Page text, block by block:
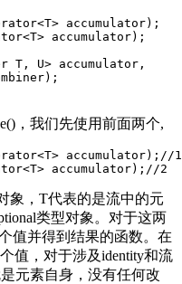
<T> accumulator);
<T> accumulator);
T , U> accumulator ,
);
，我们先使用前面两个,
accumulator);//1
象，T代表的是流中的元
类型对象。对于这两
值并得到结果的函数。在
值，对于涉及identity和流
元素自身，没有任何改